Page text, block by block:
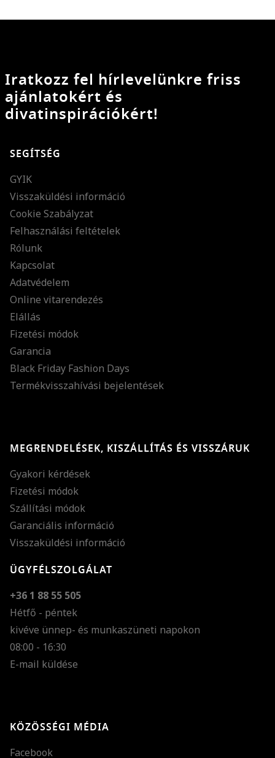
Iratkozz fel hírlevelünkre friss
ajánlatokért és
divatinspirációkért!
SEGÍTSÉG
GYIK
Visszaküldési információ
Cookie Szabályzat
Felhasználási feltételek
Rólunk
Kapcsolat
Adatvédelem
Online vitarendezés
Elállás
Fizetési módok
Garancia
Black Friday Fashion Days
Termékvisszahívási bejelentések
MEGRENDELÉSEK, KISZÁLLÍTÁS ÉS VISSZÁRUK
Gyakori kérdések
Fizetési módok
Szállítási módok
Garanciális információ
Visszaküldési információ
ÜGYFÉLSZOLGÁLAT
+36 1 88 55 505
Hétfő - péntek
kivéve ünnep- és munkaszüneti napokon
08:00 - 16:30
E-mail küldése
KÖZÖSSÉGI MÉDIA
Facebook